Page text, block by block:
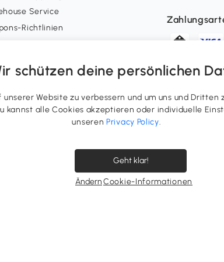
Service
Richtlinien
Konto
ausüben
schützen deine persönlichen
Website zu verbessern und um uns und
kannst alle Cookies akzeptieren oder individuelle
unserenPrivacy Policy.
Geht klar!
ÄndernCookie-Informationen